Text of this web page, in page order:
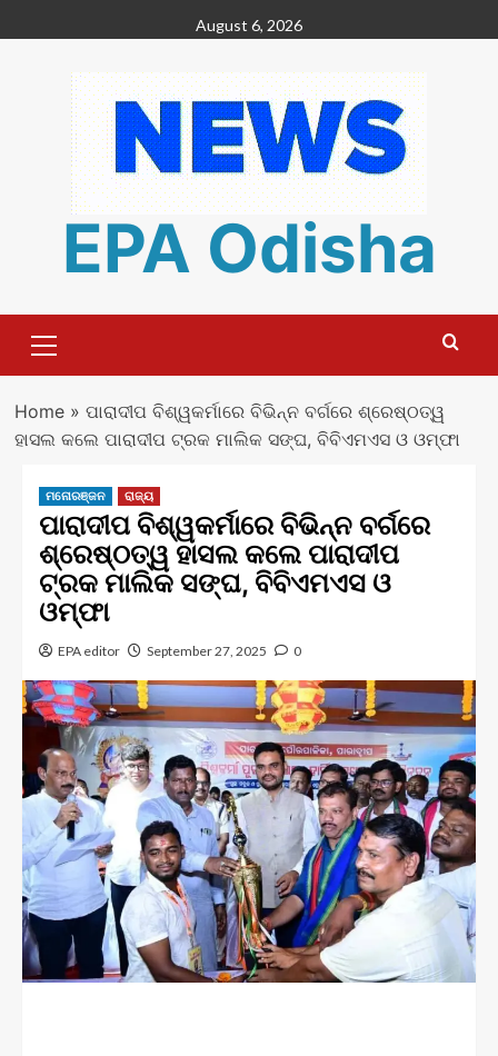
to
August 6, 2026
EPA Odisha
Menu
Home» ପାରାଦୀପ ବିଶ୍ୱକର୍ମାରେ ବିଭିନ୍ନ ବର୍ଗରେ ଶ୍ରେଷ୍ଠତ୍ୱ
ହାସଲ କଲେ ପାରାଦୀପ ଟ୍ରକ ମାଲିକ ସଙ୍ଘ, ବିବିଏମଏସ ଓ ଓମ୍ଫା
ମନୋରଞ୍ଜନ ରାଜ୍ୟ
ପାରାଦୀପ ବିଶ୍ୱକର୍ମାରେ ବିଭିନ୍ନ ବର୍ଗରେ
ଶ୍ରେଷ୍ଠତ୍ୱ ହାସଲ କଲେ ପାରାଦୀପ
ଟ୍ରକ ମାଲିକ ସଙ୍ଘ, ବିବିଏମଏସ ଓ
ଓମ୍ଫା
EPA editor September 27, 2025 0